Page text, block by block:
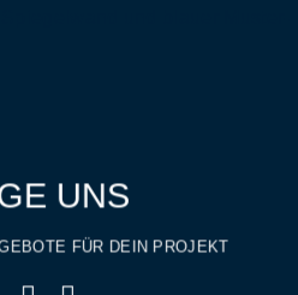
UNS
FÜR DEIN PROJEKT